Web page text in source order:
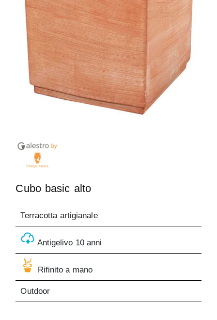
Cubo basic alto
Terracotta artigianale
Antigelivo 10 anni
Rifinito a mano
Outdoor